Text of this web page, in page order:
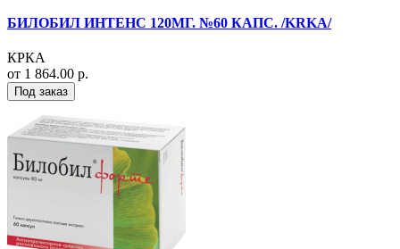
БИЛОБИЛ ИНТЕНС 120МГ. №60 КАПС. /KRKA/
КРКА
от 1 864.00 р.
Под заказ